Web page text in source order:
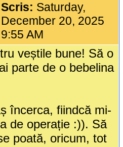
Scris: Saturday,
December 20, 2025
9:55 AM
veștile bune! Să o
parte de o bebelina
încerca, fiindcă mi-
de operație :)). Să
poată, oricum, tot